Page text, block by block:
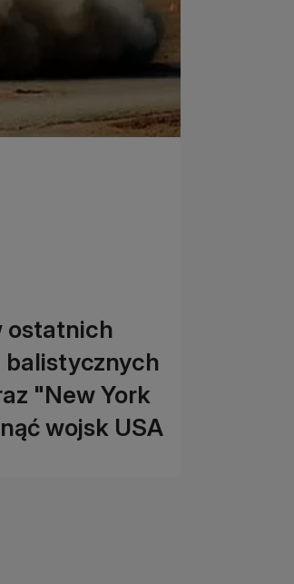
ostatnich
balistycznych
"New York
wojsk USA